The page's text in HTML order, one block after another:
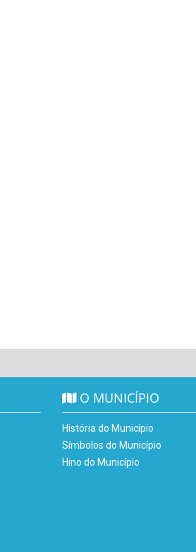
O MUNICÍPIO
História do Município
Símbolos do Município
Hino do Município